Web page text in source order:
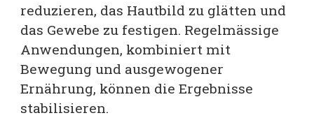
reduzieren, das Hautbild zu glätten und
das Gewebe zu festigen. Regelmässige
Anwendungen, kombiniert mit
Bewegung und ausgewogener
Ernährung, können die Ergebnisse
stabilisieren.